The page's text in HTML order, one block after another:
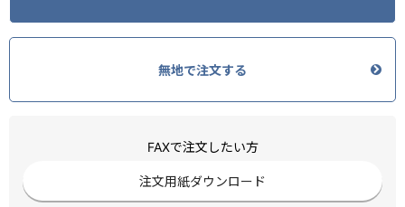
無地で注文する
FAXで注文したい方
注文用紙ダウンロード